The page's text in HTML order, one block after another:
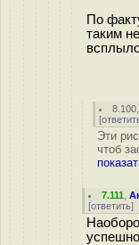
По
таким
8.100
[
Эти
чтоб
7.111 ,
[ответить]